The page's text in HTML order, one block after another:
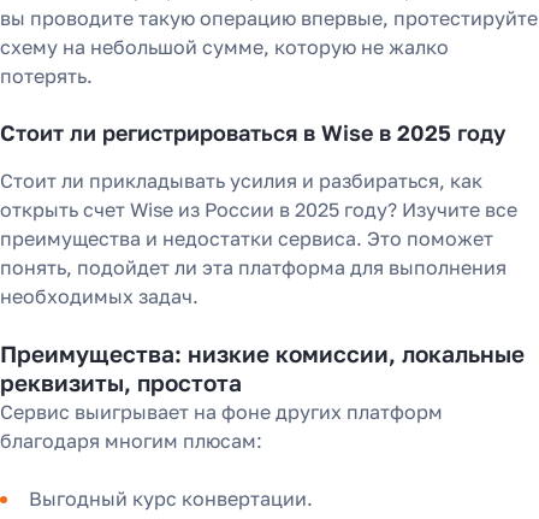
вы проводите такую операцию впервые, протестируйте
схему на небольшой сумме, которую не жалко
потерять.
Стоит ли регистрироваться в Wise в 2025 году
Стоит ли прикладывать усилия и разбираться, как
открыть счет Wise из России в 2025 году? Изучите все
преимущества и недостатки сервиса. Это поможет
понять, подойдет ли эта платформа для выполнения
необходимых задач.
Преимущества: низкие комиссии, локальные
реквизиты, простота
Сервис выигрывает на фоне других платформ
благодаря многим плюсам:
Выгодный курс конвертации.